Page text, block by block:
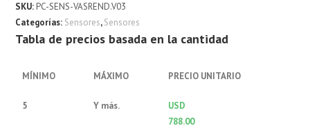
Sinfin
Articulado
SKU: PC-SENS-VASREND.V03
Categorías: Sensores,Sensores
Tabla de precios basada en la cantidad
MÍNIMO MÁXIMO PRECIO UNITARIO
5 Y más.
USD
788.00